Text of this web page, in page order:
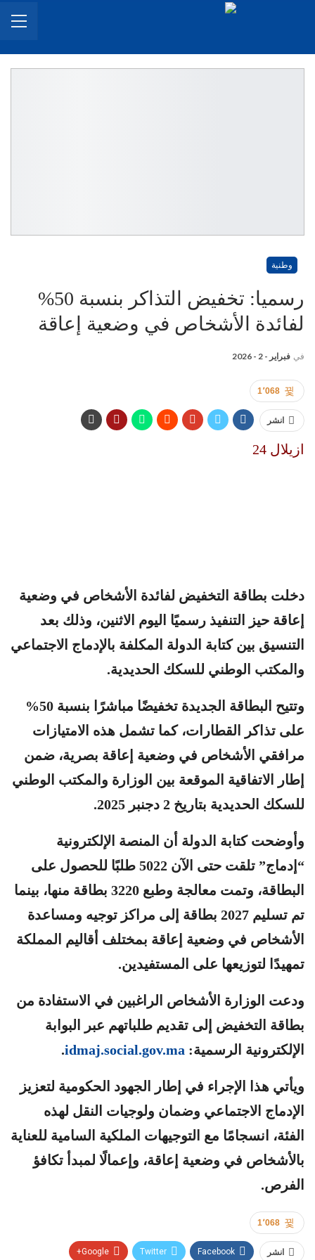
وطنية
رسميا: تخفيض التذاكر بنسبة 50%
لفائدة الأشخاص في وضعية إعاقة
في فبراير - 2 - 2026
1٬068
انشر
ازيلال 24
دخلت بطاقة التخفيض لفائدة الأشخاص في وضعية
إعاقة حيز التنفيذ رسميًا اليوم الاثنين، وذلك بعد
التنسيق بين كتابة الدولة المكلفة بالإدماج الاجتماعي
والمكتب الوطني للسكك الحديدية.
وتتيح البطاقة الجديدة تخفيضًا مباشرًا بنسبة 50%
على تذاكر القطارات، كما تشمل هذه الامتيازات
مرافقي الأشخاص في وضعية إعاقة بصرية، ضمن
إطار الاتفاقية الموقعة بين الوزارة والمكتب الوطني
للسكك الحديدية بتاريخ 2 دجنبر 2025.
وأوضحت كتابة الدولة أن المنصة الإلكترونية
“إدماج” تلقت حتى الآن 5022 طلبًا للحصول على
البطاقة، وتمت معالجة وطبع 3220 بطاقة منها، بينما
تم تسليم 2027 بطاقة إلى مراكز توجيه ومساعدة
الأشخاص في وضعية إعاقة بمختلف أقاليم المملكة
تمهيدًا لتوزيعها على المستفيدين.
ودعت الوزارة الأشخاص الراغبين في الاستفادة من
بطاقة التخفيض إلى تقديم طلباتهم عبر البوابة
الإلكترونية الرسمية: idmaj.social.gov.ma
.
ويأتي هذا الإجراء في إطار الجهود الحكومية لتعزيز
الإدماج الاجتماعي وضمان ولوجيات النقل لهذه
الفئة، انسجامًا مع التوجيهات الملكية السامية للعناية
بالأشخاص في وضعية إعاقة، وإعمالًا لمبدأ تكافؤ
الفرص.
1٬068
انشر Facebook
Twitter
Google+